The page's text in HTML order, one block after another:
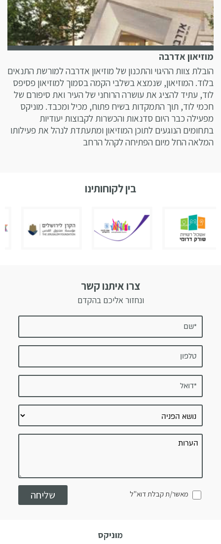
מוזיאון אדרבה
הובלת צוות ההיגוי והתכנון של מוזיאון אדרבה למורשת התנאים
בלוד. המוזיאון, שנמצא בשלבי הקמה בסמוך למוזיאון פסיפס
לוד, עתיד להציג את עושרה הרוחני של העיר ואת סיפורם של
חכמי לוד, תוך התמקדות בשיח פתוח, מכיל ומכבד. מוניקס
מפעילה כבר היום סדנאות והכשרות לקבוצות יעודיות
בתחומים הנוגעים לתוכן המוזיאון ומתעתדת לנהל את פעילותו
המלאה החל מיום הפתיחה לקהל הרחב
בין לקוחותינו
צרו איתנו קשר
ונחזור אליכם בהקדם
מאשר/ת קבלת דוא"ל
מוניקס